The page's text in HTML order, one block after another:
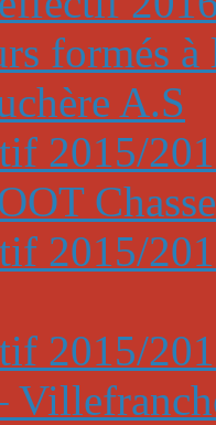
formés
A.S
2015/
2015/
2015/